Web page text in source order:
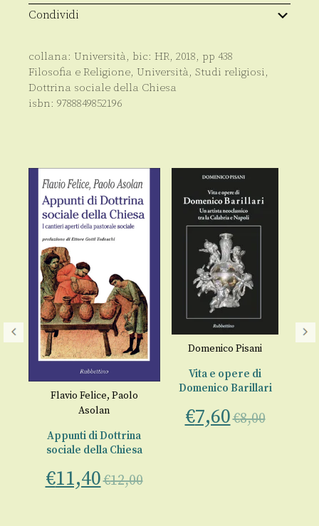
Condividi
collana: Università, bic: HR, 2018, pp 438
Filosofia e Religione, Università, Studi religiosi,
Dottrina sociale della Chiesa
isbn: 9788849852196
Flavio Felice, Paolo
Asolan
Appunti di Dottrina
sociale della Chiesa
€11,40€12,00
Domenico Pisani
Vita e opere di
Domenico Barillari
€7,60€8,00